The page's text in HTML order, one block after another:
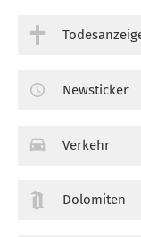
Newsticker
Verkehr
Dolomiten